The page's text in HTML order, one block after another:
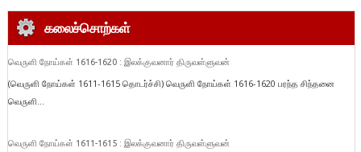
கலைச்சொற்கள்
வெருளி நோய்கள் 1616-1620 : இலக்குவனார் திருவள்ளுவன்
(வெருளி நோய்கள் 1611-1615 தொடர்ச்சி) வெருளி நோய்கள் 1616-1620 பரந்த சிந்தனை
வெருளி...
வெருளி நோய்கள் 1611-1615 : இலக்குவனார் திருவள்ளுவன்